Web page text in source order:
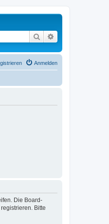
Suche
Anmelden
Die Board-
Bitte